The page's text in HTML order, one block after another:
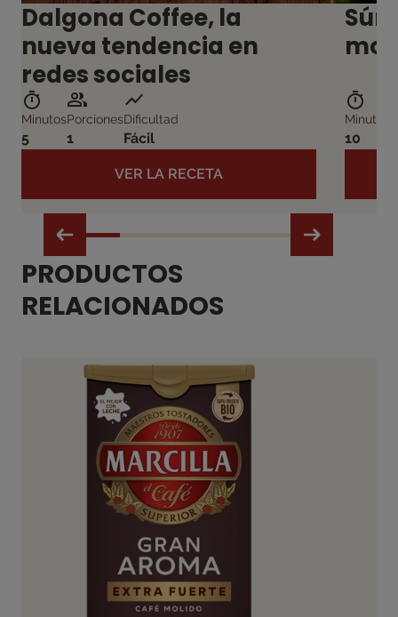
Dalgona Coffee, la
nueva tendencia en
redes sociales
Minutos
5
Porciones
1
Dificultad
Fácil
VER LA RECETA
Minutos
10
PRODUCTOS
RELACIONADOS